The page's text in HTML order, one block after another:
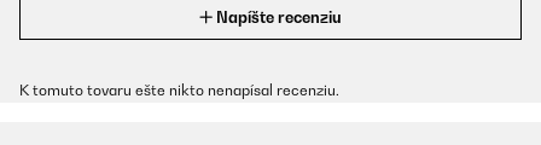
Napíšte recenziu
K tomuto tovaru ešte nikto nenapísal recenziu.